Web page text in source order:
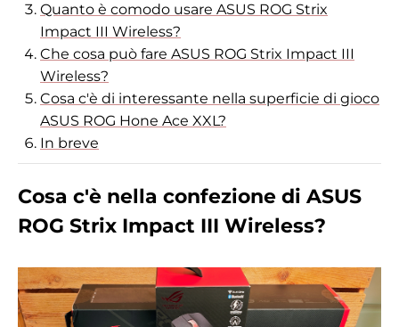
Quanto è comodo usare ASUS ROG Strix
Impact III Wireless?
Che cosa può fare ASUS ROG Strix Impact III
Wireless?
Cosa c'è di interessante nella superficie di gioco
ASUS ROG Hone Ace XXL?
In breve
Cosa c'è nella confezione di ASUS
ROG Strix Impact III Wireless?